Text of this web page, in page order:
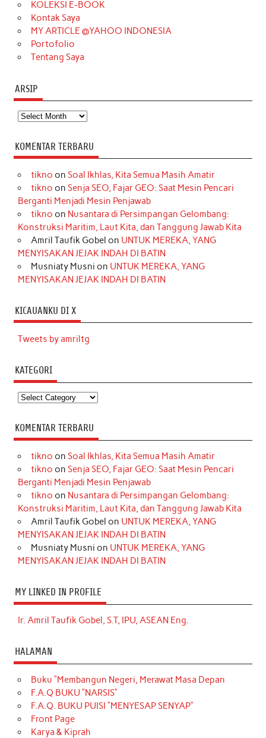
m
KOLEKSI E-BOOK
Kontak Saya
MY ARTICLE @YAHOO INDONESIA
Portofolio
Tentang Saya
ARSIP
Arsip
KOMENTAR TERBARU
tikno on Soal Ikhlas, Kita Semua Masih Amatir
tikno on Senja SEO, Fajar GEO: Saat Mesin Pencari
Berganti Menjadi Mesin Penjawab
tikno on Nusantara di Persimpangan Gelombang:
Konstruksi Maritim, Laut Kita, dan Tanggung Jawab Kita
Amril Taufik Gobel on UNTUK MEREKA, YANG
MENYISAKAN JEJAK INDAH DI BATIN
Musniaty Musni on UNTUK MEREKA, YANG
MENYISAKAN JEJAK INDAH DI BATIN
KICAUANKU DI X
Tweets by amriltg
KATEGORI
Kategori
KOMENTAR TERBARU
tikno on Soal Ikhlas, Kita Semua Masih Amatir
tikno on Senja SEO, Fajar GEO: Saat Mesin Pencari
Berganti Menjadi Mesin Penjawab
tikno on Nusantara di Persimpangan Gelombang:
Konstruksi Maritim, Laut Kita, dan Tanggung Jawab Kita
Amril Taufik Gobel on UNTUK MEREKA, YANG
MENYISAKAN JEJAK INDAH DI BATIN
Musniaty Musni on UNTUK MEREKA, YANG
MENYISAKAN JEJAK INDAH DI BATIN
MY LINKED IN PROFILE
Ir. Amril Taufik Gobel, S.T, IPU, ASEAN Eng.
HALAMAN
Buku “Membangun Negeri, Merawat Masa Depan
F.A.Q BUKU “NARSIS”
F.A.Q. BUKU PUISI “MENYESAP SENYAP”
Front Page
Karya & Kiprah